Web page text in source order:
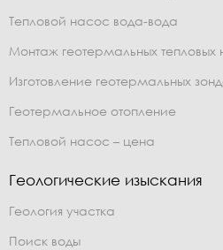
Тепловой насос вода-вода
Монтаж геотермальных тепловых
Изготовление геотермальных
Геотермальное отопление
Тепловой насос – цена
Геологические изыскания
Геология участка
Поиск воды